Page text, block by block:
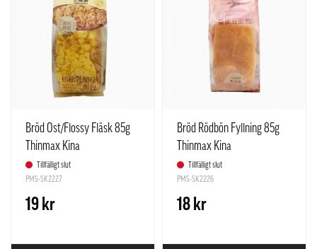
Bröd Ost/Flossy Fläsk 85g
Thinmax Kina
Tillfälligt slut
PMS-SK2227
19 kr
Bröd Rödbön Fyllning 85g
Thinmax Kina
Tillfälligt slut
PMS-SK2226
18 kr